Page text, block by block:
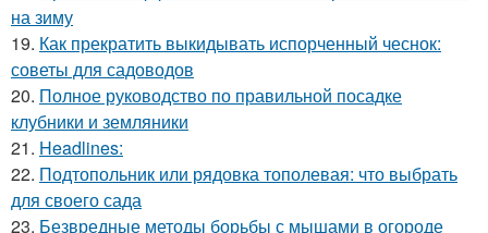
на зиму
19. Как прекратить выкидывать испорченный чеснок:
советы для садоводов
20. Полное руководство по правильной посадке
клубники и земляники
21. Headlines:
22. Подтопольник или рядовка тополевая: что выбрать
для своего сада
23. Безвредные методы борьбы с мышами в огороде